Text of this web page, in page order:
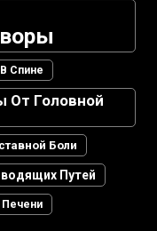
Спине
От Головной
Боли
Путей